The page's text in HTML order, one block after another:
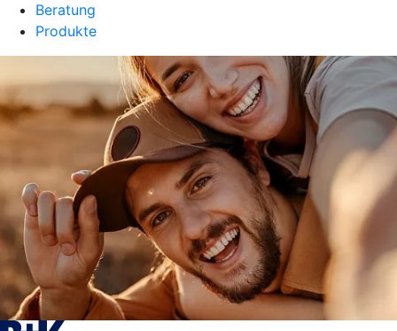
Beratung
Produkte